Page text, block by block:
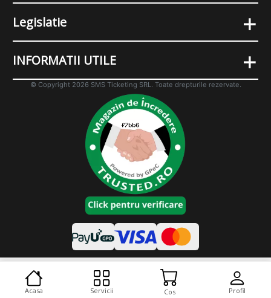
Legislatie +
INFORMATII UTILE +
© Copyright 2026 SMS Ticketing SRL. Toate drepturile rezervate.
Varianta desktop
Acasa Servicii Cos Profil